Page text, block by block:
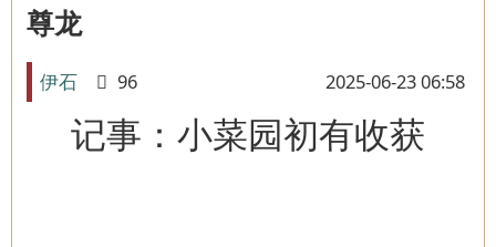
尊龙
伊石 96 2025-06-23 06:58
记事：小菜园初有收获